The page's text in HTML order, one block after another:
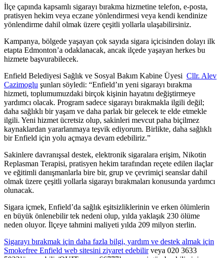
İlçe çapında kapsamlı sigarayı bırakma hizmetine telefon, e-posta,
pratisyen hekim veya eczane yönlendirmesi veya kendi kendinize
yönlendirme dahil olmak üzere çeşitli yollarla ulaşabilirsiniz.
Kampanya, bölgede yaşayan çok sayıda sigara içicisinden dolayı ilk
etapta Edmonton’a odaklanacak, ancak ilçede yaşayan herkes bu
hizmete başvurabilecek.
Enfield Belediyesi Sağlık ve Sosyal Bakım Kabine Üyesi Cllr. Alev
Cazimoglu şunları söyledi: “Enfield’ın yeni sigarayı bırakma
hizmeti, toplumumuzdaki birçok kişinin hayatını değiştirmeye
yardımcı olacak. Program sadece sigarayı bırakmakla ilgili değil;
daha sağlıklı bir yaşam ve daha parlak bir gelecek te elde etmekle
ilgili. Yeni hizmet ücretsiz olup, sakinleri mevcut paha biçilmez
kaynaklardan yararlanmaya teşvik ediyorum. Birlikte, daha sağlıklı
bir Enfield için yolu açmaya devam edebiliriz.”
Sakinlere davranışsal destek, elektronik sigaralara erişim, Nikotin
Replasman Terapisi, pratisyen hekim tarafından reçete edilen ilaçlar
ve eğitimli danışmanlarla bire bir, grup ve çevrimiçi seanslar dahil
olmak üzere çeşitli yollarla sigarayı bırakmaları konusunda yardımcı
olunacak.
Sigara içmek, Enfield’da sağlık eşitsizliklerinin ve erken ölümlerin
en büyük önlenebilir tek nedeni olup, yılda yaklaşık 230 ölüme
neden oluyor. İlçeye tahmini maliyeti yılda 209 milyon sterlin.
Sigarayı bırakmak için daha fazla bilgi, yardım ve destek almak için
Smokefree Enfield web sitesini ziyaret edebilirveya 020 3633